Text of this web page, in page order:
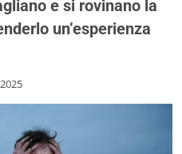
e si rovinano la
un’esperienza